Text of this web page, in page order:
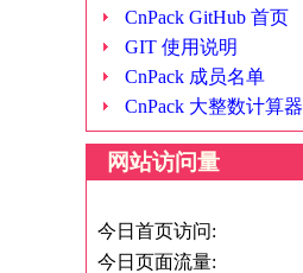
CnPack GitHub 首页
GIT 使用说明
CnPack 成员名单
CnPack 大整数计算器
网站访问量
今日首页访问:
今日页面流量: